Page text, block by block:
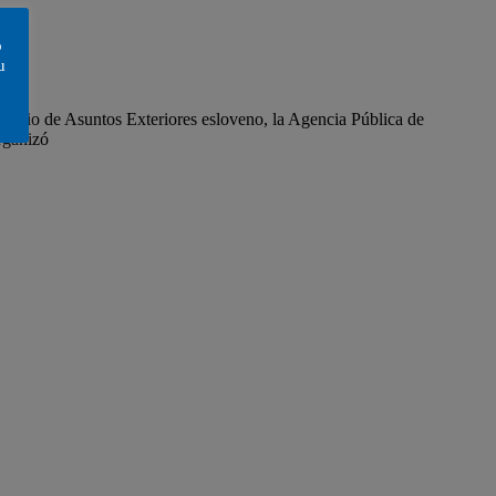
de Asuntos Exteriores esloveno, la Agencia Pública de